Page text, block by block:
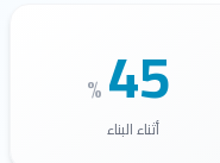
45
%
أثناء البناء